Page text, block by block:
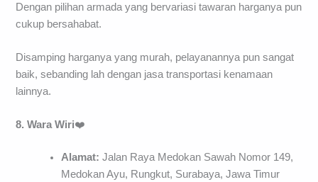
Dengan pilihan armada yang bervariasi tawaran harganya pun
cukup bersahabat.
Disamping harganya yang murah, pelayanannya pun sangat
baik, sebanding lah dengan jasa transportasi kenamaan
lainnya.
8. Wara Wiri❤️
Alamat: Jalan Raya Medokan Sawah Nomor 149,
Medokan Ayu, Rungkut, Surabaya, Jawa Timur